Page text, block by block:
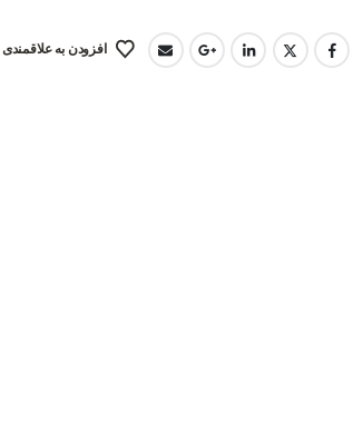
افزودن به علاقمندی